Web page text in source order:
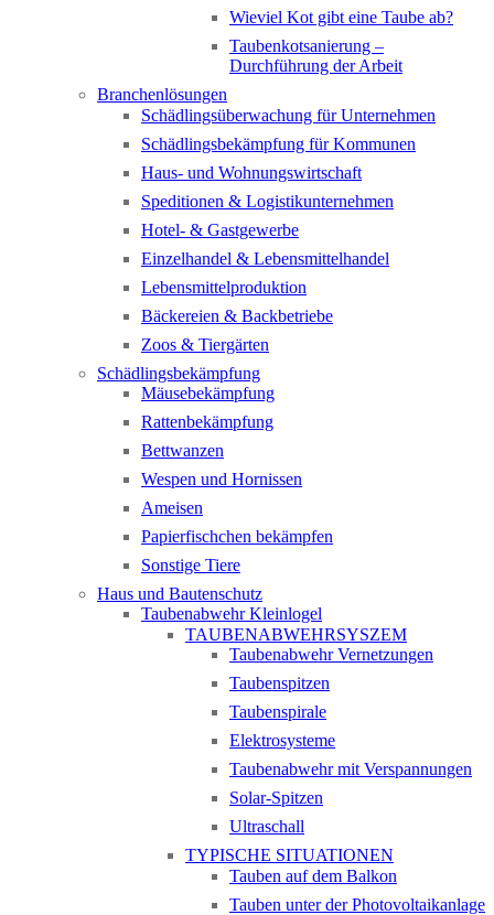
Wieviel Kot gibt eine Taube ab?
Taubenkotsanierung –
Durchführung der Arbeit
Branchenlösungen
Schädlingsüberwachung für Unternehmen
Schädlingsbekämpfung für Kommunen
Haus- und Wohnungswirtschaft
Speditionen & Logistikunternehmen
Hotel- & Gastgewerbe
Einzelhandel & Lebensmittelhandel
Lebensmittelproduktion
Bäckereien & Backbetriebe
Zoos & Tiergärten
Schädlingsbekämpfung
Mäusebekämpfung
Rattenbekämpfung
Bettwanzen
Wespen und Hornissen
Ameisen
Papierfischchen bekämpfen
Sonstige Tiere
Haus und Bautenschutz
Taubenabwehr Kleinlogel
TAUBENABWEHRSYSZEM
Taubenabwehr Vernetzungen
Taubenspitzen
Taubenspirale
Elektrosysteme
Taubenabwehr mit Verspannungen
Solar-Spitzen
Ultraschall
TYPISCHE SITUATIONEN
Tauben auf dem Balkon
Tauben unter der Photovoltaikanlage